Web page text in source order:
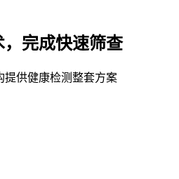
完成快速筛查
提供健康检测整套方案